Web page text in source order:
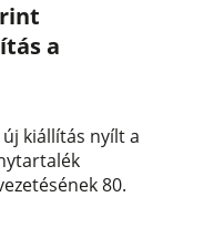
a
kiállítás nyílt a
80.